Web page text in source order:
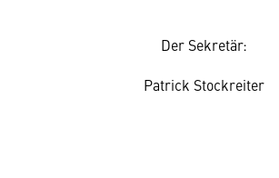
Der Sekretär:
Patrick Stockreiter